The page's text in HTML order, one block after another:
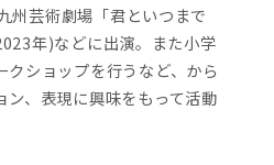
州芸術劇場「君といつまで
年)などに出演。また小学
ショップを行うなど、から
、表現に興味をもって活動